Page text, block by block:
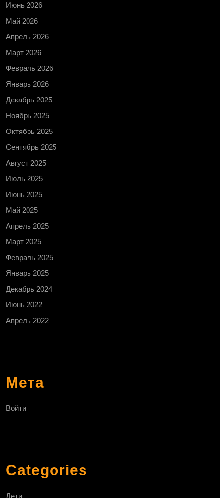
Июнь 2026
Май 2026
Апрель 2026
Март 2026
Февраль 2026
Январь 2026
Декабрь 2025
Ноябрь 2025
Октябрь 2025
Сентябрь 2025
Август 2025
Июль 2025
Июнь 2025
Май 2025
Апрель 2025
Март 2025
Февраль 2025
Январь 2025
Декабрь 2024
Июнь 2022
Апрель 2022
Мета
Войти
Categories
Дети